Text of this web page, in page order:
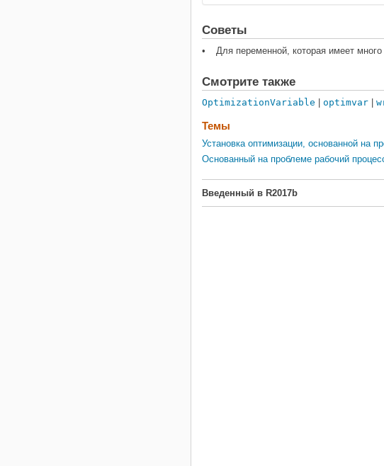
Советы
Для переменной, которая имеет много
Смотрите также
OptimizationVariable optimvar
Темы
Установка оптимизации, основанной на
Основанный на проблеме рабочий
Введенный в R2017b